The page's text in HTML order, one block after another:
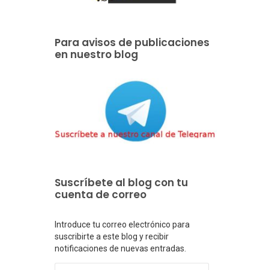
Para avisos de publicaciones
en nuestro blog
Suscríbete al blog con tu
cuenta de correo
Introduce tu correo electrónico para
suscribirte a este blog y recibir
notificaciones de nuevas entradas.